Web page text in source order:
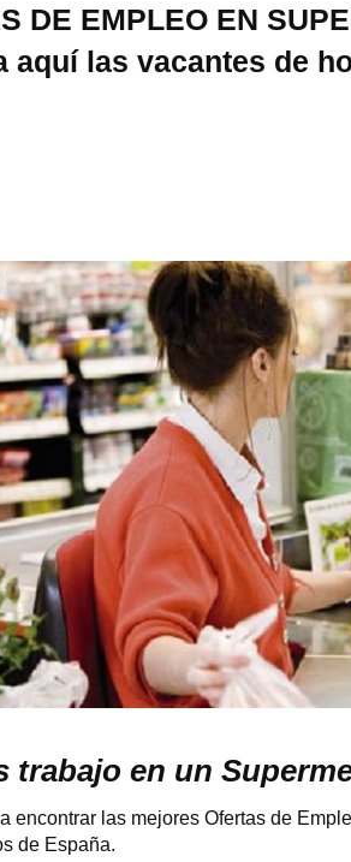
DE EMPLEO EN
aquí las vacantes de
trabajo en un
encontrar las mejores Ofertas de
de España.